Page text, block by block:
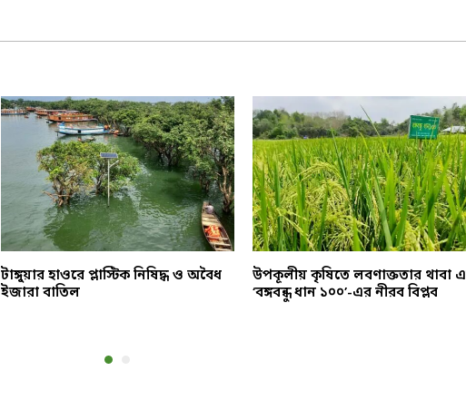
টাঙ্গুয়ার হাওরে প্লাস্টিক নিষিদ্ধ ও অবৈধ
ইজারা বাতিল
উপকূলীয় কৃষিতে লবণাক্ততার থাবা
‘বঙ্গবন্ধু ধান ১০০’-এর নীরব বিপ্লব